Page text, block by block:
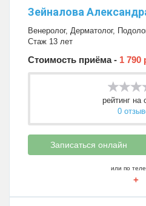
Зейналова
Венеролог, Дерматолог,
Стаж 13 лет
Стоимость приёма - 1 790
рейтинг на
0
Записаться онлайн
или по
+